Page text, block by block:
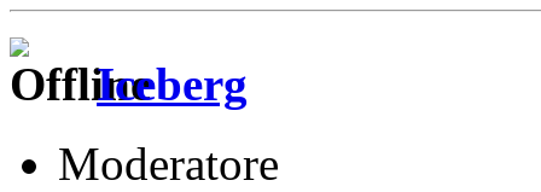
Iceberg
Moderatore